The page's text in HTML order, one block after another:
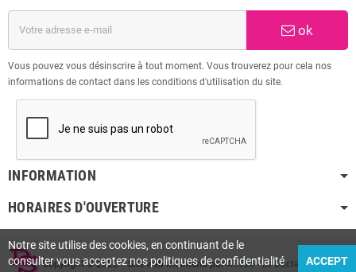
ok
Vous pouvez vous désinscrire à tout moment. Vous trouverez pour cela nos
informations de contact dans les conditions d'utilisation du site.
INFORMATION
HORAIRES D'OUVERTURE
Copyright © 2022 - Site web maintenu parA3526-Le Docteur Web
Notre site utilise des cookies, en continuant de le
consulter vous acceptez nos politiques de confidentialité
ACCEPT